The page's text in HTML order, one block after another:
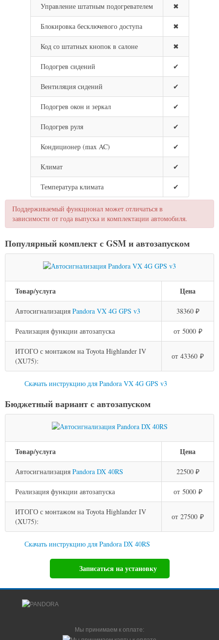
Управление штатным подогревателем ✖
Блокировка бесключевого доступа ✖
Код со штатных кнопок в салоне ✖
Подогрев сидений ✔
Вентиляция сидений ✔
Подогрев окон и зеркал ✔
Подогрев руля ✔
Кондиционер (max AC) ✔
Климат ✔
Температура климата ✔
Поддерживаемый функционал может отличаться в
зависимости от года выпуска и комплектации автомобиля.
Популярный комплект с GSM и автозапуском
Товар/услуга Цена
Автосигнализация Pandora VX 4G GPS v3 38360 ₽
Реализация функции автозапуска от 5000 ₽
ИТОГО с монтажом на Toyota Highlander IV
(XU75):
от 43360 ₽
Скачать инструкцию для Pandora VX 4G GPS v3
Бюджетный вариант с автозапуском
Товар/услуга Цена
Автосигнализация Pandora DX 40RS 22500 ₽
Реализация функции автозапуска от 5000 ₽
ИТОГО с монтажом на Toyota Highlander IV
(XU75):
от 27500 ₽
Скачать инструкцию для Pandora DX 40RS
Записаться на установку
Мы принимаем к оплате: